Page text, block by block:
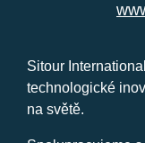
Sitour
technologické
na světě.